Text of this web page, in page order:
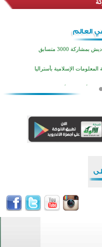
وبناء الشخصية للشباب المسلمين
3000 متسابق
الأسود منذ أكثر من قرن
في أجواء إيمانية مميزة
في بينزا وساراتوف وموردوفيا هذا العام